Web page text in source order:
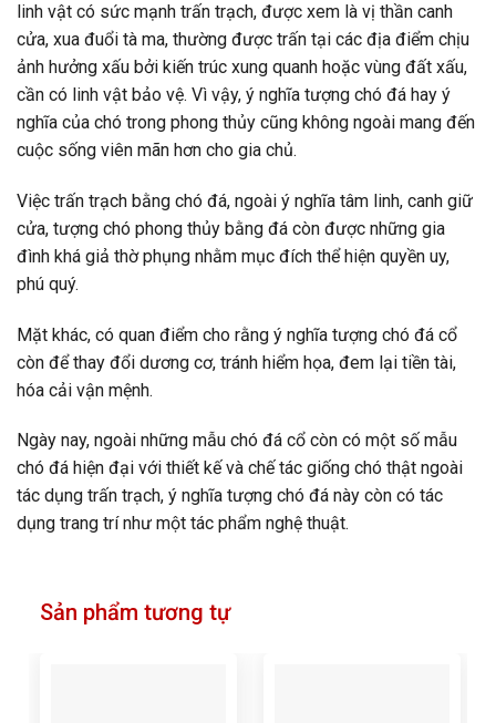
linh vật có sức mạnh trấn trạch, được xem là vị thần canh
cửa, xua đuổi tà ma, thường được trấn tại các địa điểm chịu
ảnh hưởng xấu bởi kiến trúc xung quanh hoặc vùng đất xấu,
cần có linh vật bảo vệ. Vì vậy, ý nghĩa tượng chó đá hay ý
nghĩa của chó trong phong thủy cũng không ngoài mang đến
cuộc sống viên mãn hơn cho gia chủ.
Việc trấn trạch bằng chó đá, ngoài ý nghĩa tâm linh, canh giữ
cửa, tượng chó phong thủy bằng đá còn được những gia
đình khá giả thờ phụng nhằm mục đích thể hiện quyền uy,
phú quý.
Mặt khác, có quan điểm cho rằng ý nghĩa tượng chó đá cổ
còn để thay đổi dương cơ, tránh hiểm họa, đem lại tiền tài,
hóa cải vận mệnh.
Ngày nay, ngoài những mẫu chó đá cổ còn có một số mẫu
chó đá hiện đại với thiết kế và chế tác giống chó thật ngoài
tác dụng trấn trạch, ý nghĩa tượng chó đá này còn có tác
dụng trang trí như một tác phẩm nghệ thuật.
Sản phẩm tương tự